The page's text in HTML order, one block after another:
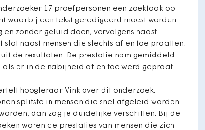
17 proefpersonen een zoektaak op
waarbij een tekst geredigeerd moest worden.
zonder geluid doen, vervolgens naast
slot naast mensen die slechts af en toe praatten.
de resultaten. De prestatie nam gemiddeld
er in de nabijheid af en toe werd gepraat.
hoogleraar Vink over dit onderzoek.
splitste in mensen die snel afgeleid worden
dan zag je duidelijke verschillen. Bij de
waren de prestaties van mensen die zich